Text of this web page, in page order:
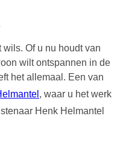
Of u nu houdt van
wilt ontspannen in de
het allemaal. Een van
, waar u het werk
Henk Helmantel